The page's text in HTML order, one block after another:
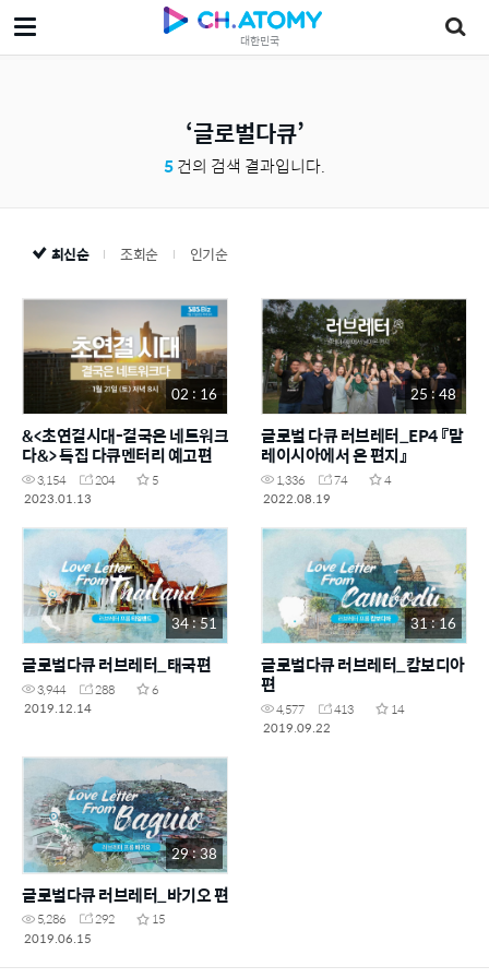
대한민국
글로벌다큐
5건의 검색 결과입니다.
최신순 조회순 인기순
02 : 16
&<초연결시대-결국은 네트워크
다&> 특집 다큐멘터리 예고편
3,154 204
5
2023.01.13
25 : 48
글로벌 다큐 러브레터_EP4 『말
레이시아에서 온 편지』
1,336 74
4
2022.08.19
34 : 51
글로벌다큐 러브레터_태국편
3,944 288
6
2019.12.14
31 : 16
글로벌다큐 러브레터_캄보디아
편
4,577 413
14
2019.09.22
29 : 38
글로벌다큐 러브레터_바기오 편
5,286 292
15
2019.06.15